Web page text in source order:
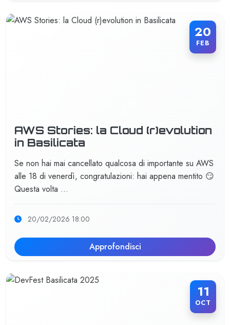
20
FEB
AWS Stories: la Cloud (r)evolution
in Basilicata
Se non hai mai cancellato qualcosa di importante su AWS
alle 18 di venerdì, congratulazioni: hai appena mentito 😏
Questa volta …
20/02/2026 18:00
Approfondisci
11
OCT